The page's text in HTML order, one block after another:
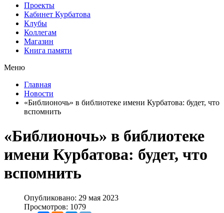
Проекты
Кабинет Курбатова
Клубы
Коллегам
Магазин
Книга памяти
Меню
Главная
Новости
«Библионочь» в библиотеке имени Курбатова: будет, что
вспомнить
«Библионочь» в библиотеке
имени Курбатова: будет, что
вспомнить
Опубликовано: 29 мая 2023
Просмотров: 1079